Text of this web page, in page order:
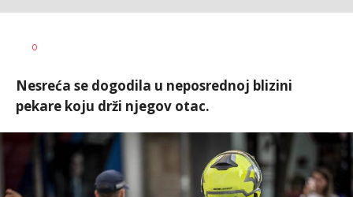
AUTOR
0
Nesreća se dogodila u neposrednoj blizini
pekare koju drži njegov otac.